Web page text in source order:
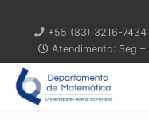
+55 (83) 3216-7434
Atendimento: Seg